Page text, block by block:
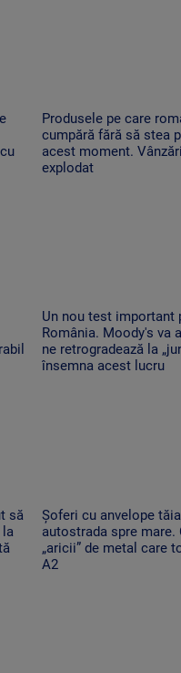
Produsele pe care
cumpără fără să stea
acest moment.
explodat
Un nou test important
România. Moody's va
ne retrogradează la
însemna acest lucru
să
la
Șoferi cu anvelope
autostrada spre mare.
„aricii” de metal care
A2